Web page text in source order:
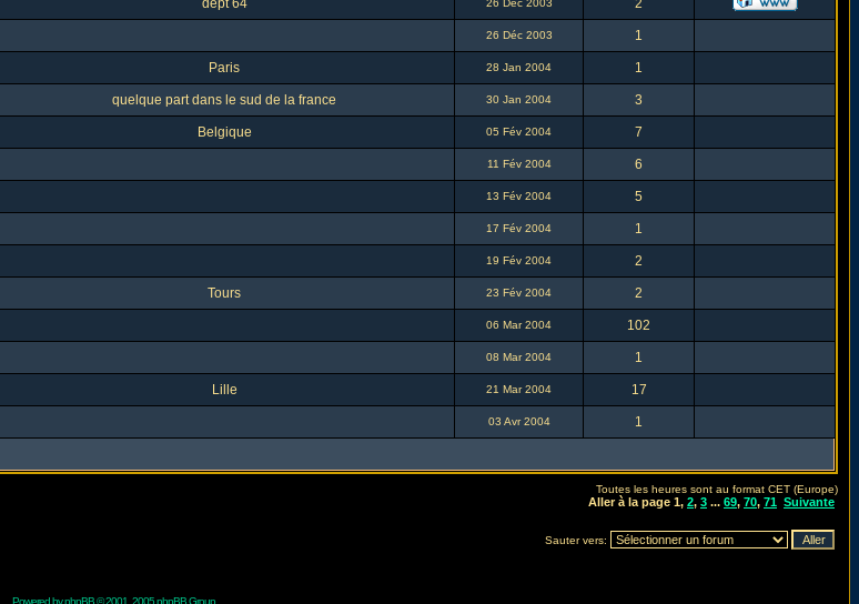
dept 64 26 Déc 2003 2
26 Déc 2003 1
Paris 28 Jan 2004 1
quelque part dans le sud de la france 30 Jan 2004 3
Belgique 05 Fév 2004 7
11 Fév 2004 6
13 Fév 2004 5
17 Fév 2004 1
19 Fév 2004 2
Tours 23 Fév 2004 2
06 Mar 2004 102
08 Mar 2004 1
Lille 21 Mar 2004 17
03 Avr 2004 1
Toutes les heures sont au format CET (Europe)
Aller à la page 1, 2, 3 ... 69, 70, 71 Suivante
Sauter vers:
Powered byphpBB© 2001, 2005 phpBB Group